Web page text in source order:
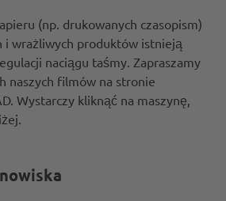
(np. drukowanych czasopism)
i wrażliwych produktów istnieją
naciągu taśmy. Zapraszamy
naszych filmów na stronie
Wystarczy kliknąć na maszynę,